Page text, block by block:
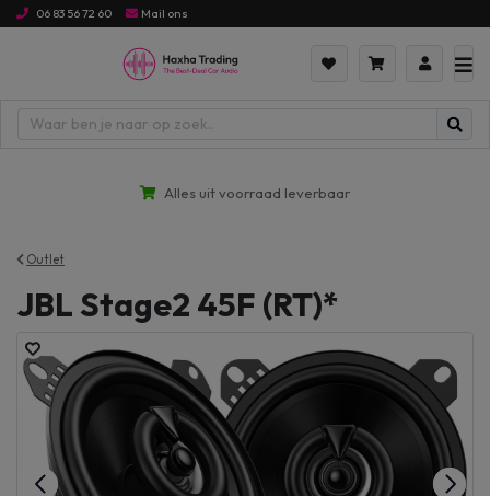
06 83 56 72 60 Mail ons
Alles uit voorraad leverbaar
Outlet
JBL Stage2 45F (RT)*